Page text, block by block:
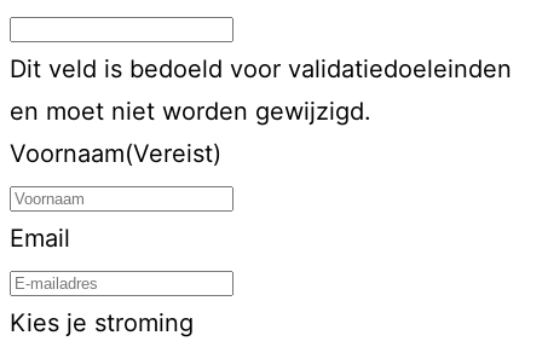
Dit veld is bedoeld voor validatiedoeleinden
en moet niet worden gewijzigd.
Voornaam(Vereist)
Email
Kies je stroming